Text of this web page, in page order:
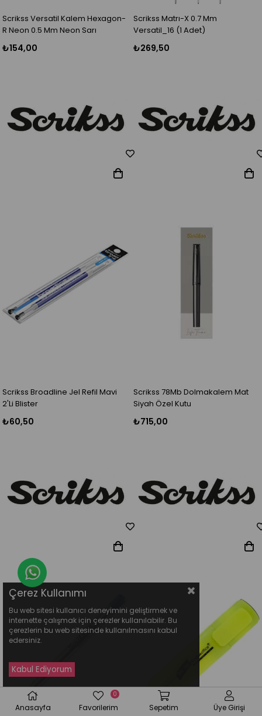
Scrikss Versatil Kalem Hexagon-
R Neon 0.5 Mm Neon Sarı
₺154,00
Scrikss Matrı-X 0.7 Mm
Versatil_16 (1 Adet)
₺269,50
Scrikss Broadline Jel Refil Mavi
2'Li Blister
₺60,50
Scrikss 78Mb Dolmakalem Mat
Siyah Özel Kutu
₺715,00
Çerez Kullanımı
Bu web sitesi kullanıcı deneyimini geliştirmek ve
internette çalışmak için çerezler kullanılabilir. Bu
çerezlerin bu web sitesinde kullanılmasını kabul
edersiniz.
Anasayfa Favorilerim
0
Sepetim Üye Girişi